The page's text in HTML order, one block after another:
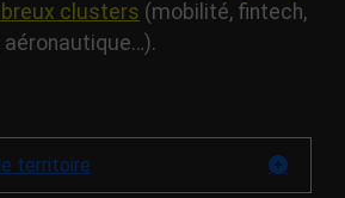
clusters (mobilité, fintech,
territoire